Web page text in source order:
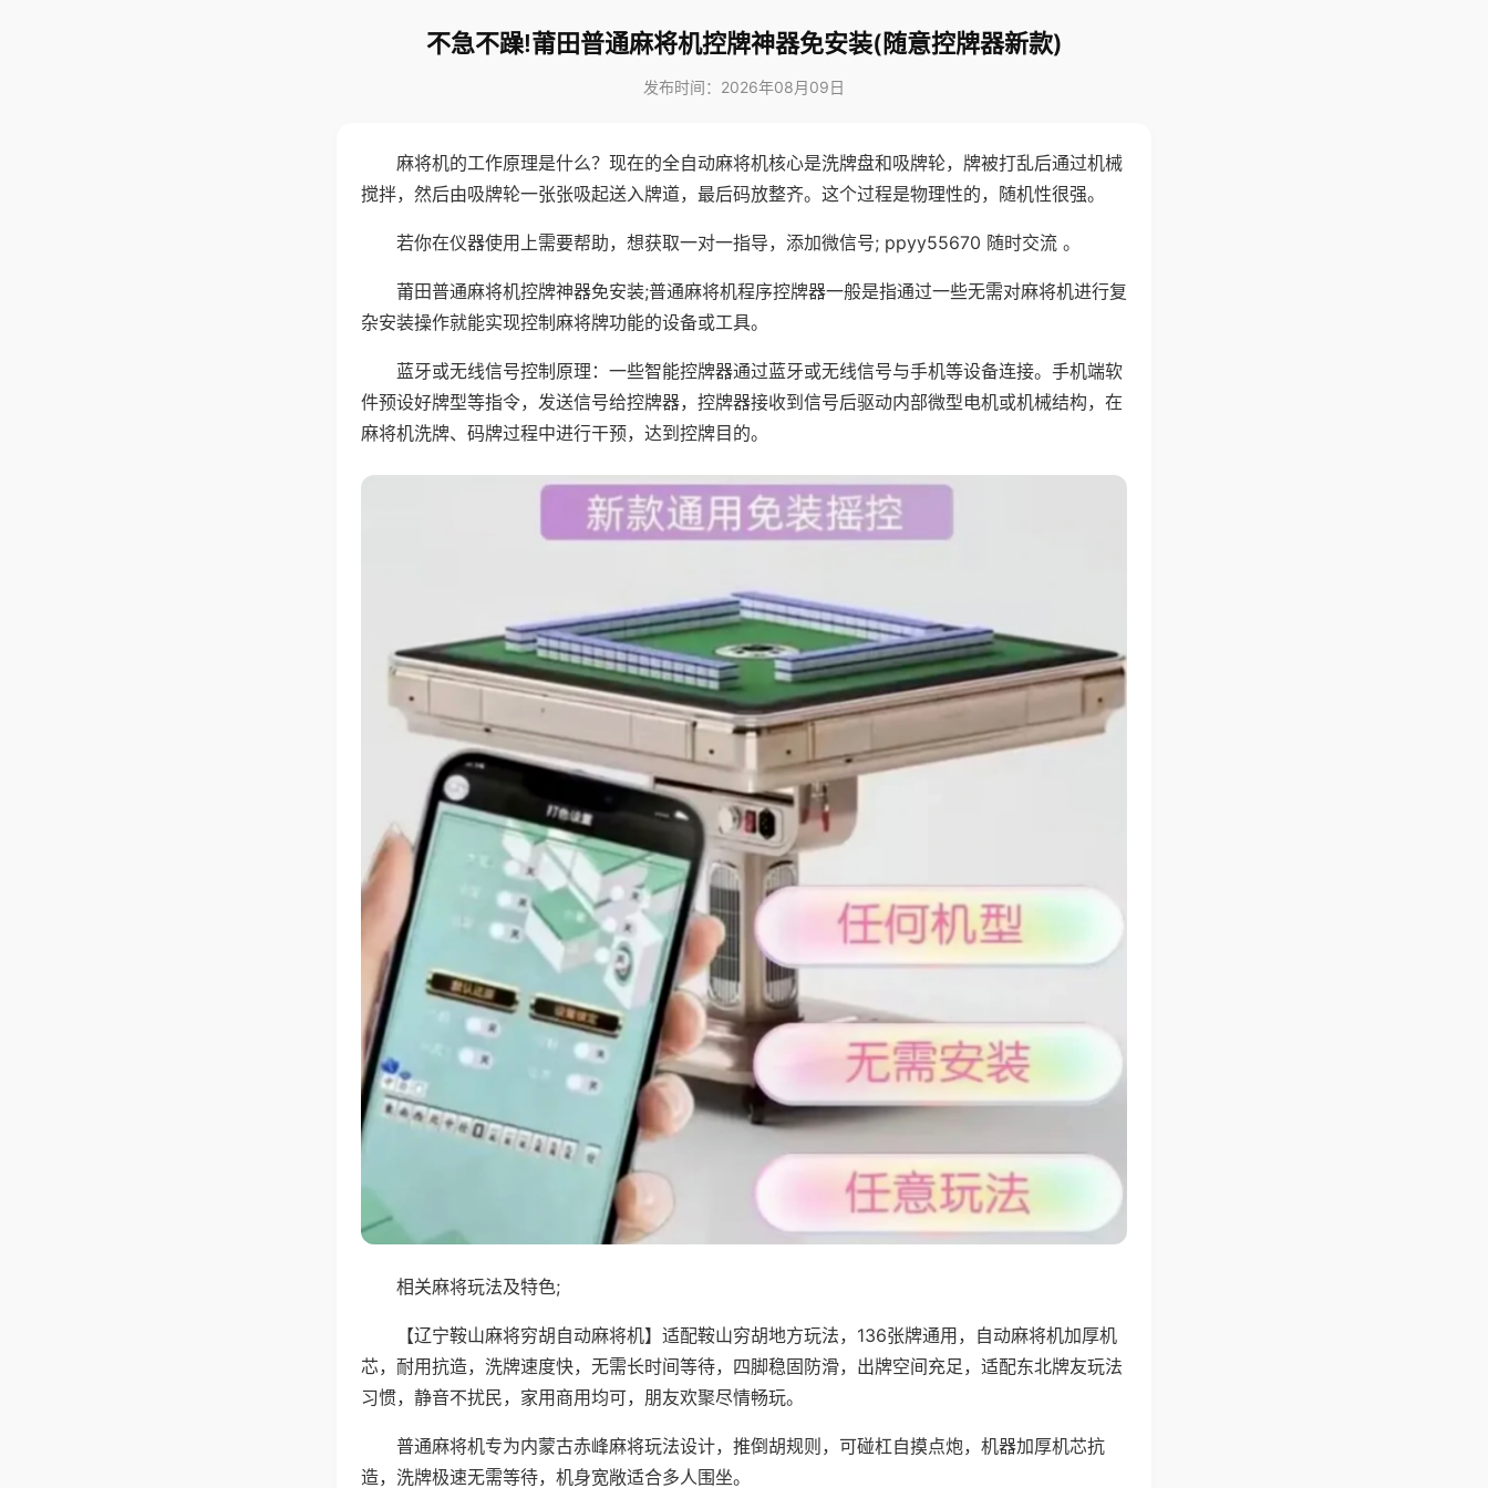
不急不躁!莆田普通麻将机控牌神器免安装(随意控牌器新款)
发布时间：2026年08月09日
麻将机的工作原理是什么？现在的全自动麻将机核心是洗牌盘和吸牌轮，牌被打乱后通过机械
搅拌，然后由吸牌轮一张张吸起送入牌道，最后码放整齐。这个过程是物理性的，随机性很强。
若你在仪器使用上需要帮助，想获取一对一指导，添加微信号; ppyy55670 随时交流 。
莆田普通麻将机控牌神器免安装;普通麻将机程序控牌器一般是指通过一些无需对麻将机进行复
杂安装操作就能实现控制麻将牌功能的设备或工具。
蓝牙或无线信号控制原理：一些智能控牌器通过蓝牙或无线信号与手机等设备连接。手机端软
件预设好牌型等指令，发送信号给控牌器，控牌器接收到信号后驱动内部微型电机或机械结构，在
麻将机洗牌、码牌过程中进行干预，达到控牌目的。
相关麻将玩法及特色;
【辽宁鞍山麻将穷胡自动麻将机】适配鞍山穷胡地方玩法，136张牌通用，自动麻将机加厚机
芯，耐用抗造，洗牌速度快，无需长时间等待，四脚稳固防滑，出牌空间充足，适配东北牌友玩法
习惯，静音不扰民，家用商用均可，朋友欢聚尽情畅玩。
普通麻将机专为内蒙古赤峰麻将玩法设计，推倒胡规则，可碰杠自摸点炮，机器加厚机芯抗
造，洗牌极速无需等待，机身宽敞适合多人围坐。